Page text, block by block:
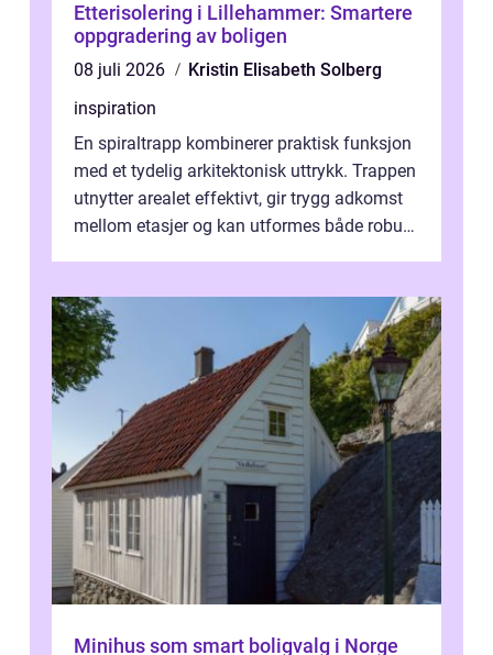
Etterisolering i Lillehammer: Smartere
oppgradering av boligen
08 juli 2026
Kristin Elisabeth Solberg
inspiration
En spiraltrapp kombinerer praktisk funksjon
med et tydelig arkitektonisk uttrykk. Trappen
utnytter arealet effektivt, gir trygg adkomst
mellom etasjer og kan utformes både robust
Minihus som smart boligvalg i Norge